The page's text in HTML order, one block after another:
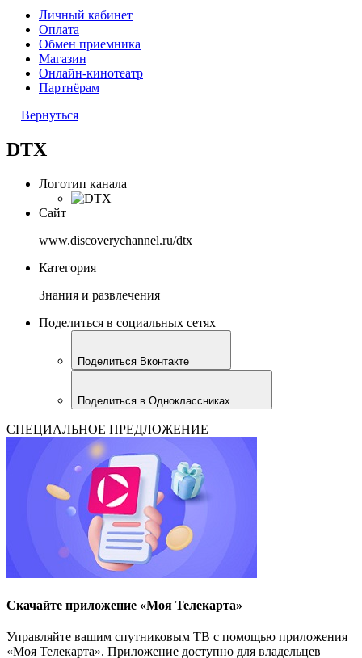
Личный кабинет
Оплата
Обмен приемника
Магазин
Онлайн-кинотеатр
Партнёрам
Вернуться
DTX
Логотип канала
Сайт
www.discoverychannel.ru/dtx
Категория
Знания и развлечения
Поделиться в социальных сетях
Поделиться Вконтакте
Поделиться в Одноклассниках
СПЕЦИАЛЬНОЕ ПРЕДЛОЖЕНИЕ
Скачайте приложение «Моя Телекарта»
Управляйте вашим спутниковым ТВ с помощью приложения
«Моя Телекарта». Приложение доступно для владельцев